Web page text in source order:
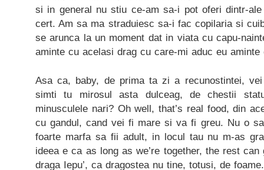
si in general nu stiu ce-am sa-i pot oferi dintr-
cert. Am sa ma straduiesc sa-i fac copilaria si
se arunca la un moment dat in viata cu capu-
aminte cu acelasi drag cu care-mi aduc eu aminte
Asa ca, baby, de prima ta zi a recunostintei,
simti tu mirosul asta dulceag, de chestii
minusculele nari? Oh well, that’s real food, din
cu gandul, cand vei fi mare si va fi greu. Nu o
foarte marfa sa fii adult, in locul tau nu m-as
ideea e ca as long as we’re together, the rest
draga Iepu’, ca dragostea nu tine, totusi, de